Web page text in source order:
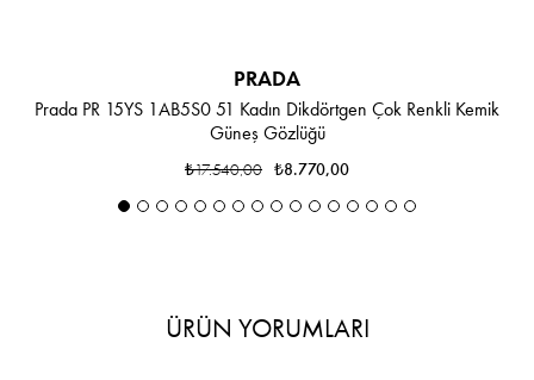
PRADA
Prada PR 15YS 1AB5S0 51 Kadın Dikdörtgen Çok Renkli Kemik
Güneş Gözlüğü
₺8.770,00
₺17.540,00
ÜRÜN YORUMLARI